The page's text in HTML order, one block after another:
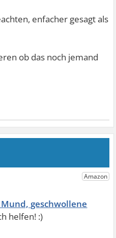
enfacher gesagt als
ob das noch jemand
geschwollene